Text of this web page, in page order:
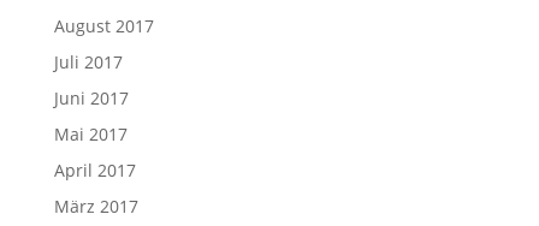
August 2017
Juli 2017
Juni 2017
Mai 2017
April 2017
März 2017